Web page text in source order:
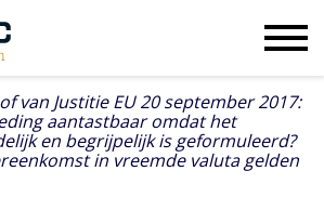
van Justitie EU 20 september 2017:
aantastbaar omdat het
en begrijpelijk is geformuleerd?
in vreemde valuta gelden